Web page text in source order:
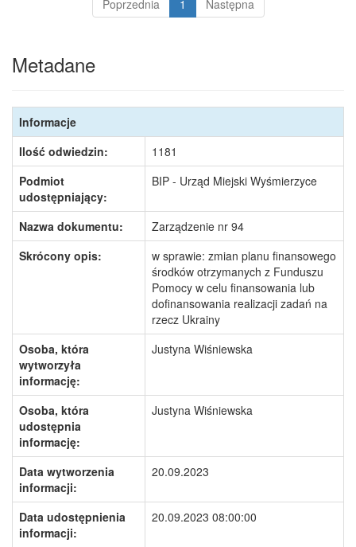
Poprzednia
1 Następna
Metadane
Informacje
Ilość odwiedzin:
1181
Podmiot
udostępniający:
BIP - Urząd Miejski Wyśmierzyce
Nazwa dokumentu:
Zarządzenie nr 94
Skrócony opis:
w sprawie: zmian planu finansowego
środków otrzymanych z Funduszu
Pomocy w celu finansowania lub
dofinansowania realizacji zadań na
rzecz Ukrainy
Osoba, która
wytworzyła
informację:
Justyna Wiśniewska
Osoba, która
udostępnia
informację:
Justyna Wiśniewska
Data wytworzenia
informacji:
20.09.2023
Data udostępnienia
informacji:
20.09.2023 08:00:00